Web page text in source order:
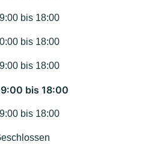
bis 18:00
bis 18:00
bis 18:00
bis 18:00
bis 18:00